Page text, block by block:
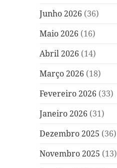
Junho 2026 (36)
Maio 2026 (16)
Abril 2026 (14)
Março 2026 (18)
Fevereiro 2026 (33)
Janeiro 2026 (31)
Dezembro 2025 (36)
Novembro 2025 (13)